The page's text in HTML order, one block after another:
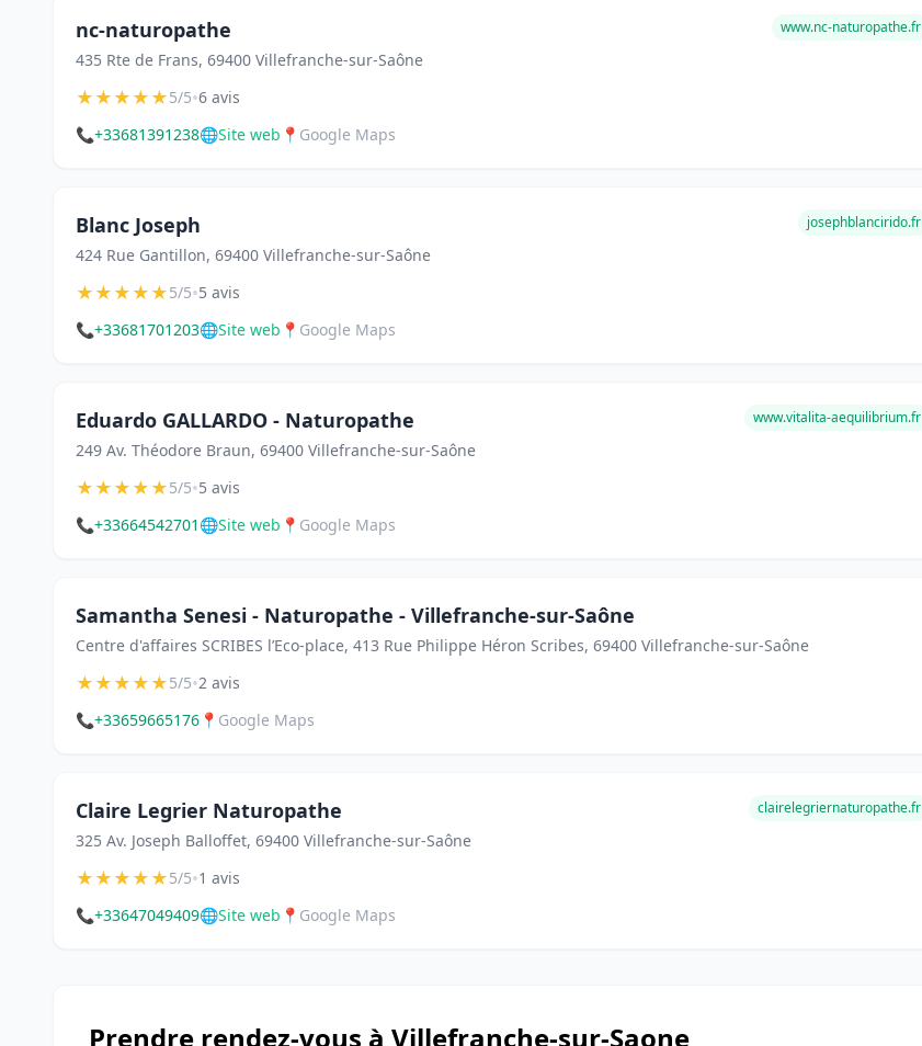
nc-naturopathe
435 Rte de Frans, 69400 Villefranche-sur-Saône
www.nc-naturopathe.fr
★★★★★5/5•6 avis
📞+33681391238🌐Site web 📍 Google Maps
Blanc Joseph
424 Rue Gantillon, 69400 Villefranche-sur-Saône
josephblancirido.fr
★★★★★5/5•5 avis
📞+33681701203🌐Site web 📍 Google Maps
Eduardo GALLARDO - Naturopathe
249 Av. Théodore Braun, 69400 Villefranche-sur-Saône
www.vitalita-aequilibrium.fr
★★★★★5/5•5 avis
📞+33664542701 🌐Site web 📍 Google Maps
Samantha Senesi - Naturopathe - Villefranche-sur-Saône
Centre d'affaires SCRIBES l’Eco-place, 413 Rue Philippe Héron Scribes, 69400 Villefranche-sur-Saône
★★★★★5/5•2 avis
📞+33659665176 📍 Google Maps
Claire Legrier Naturopathe
325 Av. Joseph Balloffet, 69400 Villefranche-sur-Saône
clairelegriernaturopathe.fr
★★★★★5/5•1 avis
📞+33647049409🌐Site web 📍 Google Maps
Prendre rendez-vous à Villefranche-sur-Saone